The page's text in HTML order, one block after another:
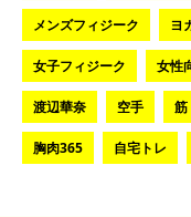
メンズフィジーク ヨ
女子フィジーク 女性
渡辺華奈 空手 筋
胸肉365 自宅トレ